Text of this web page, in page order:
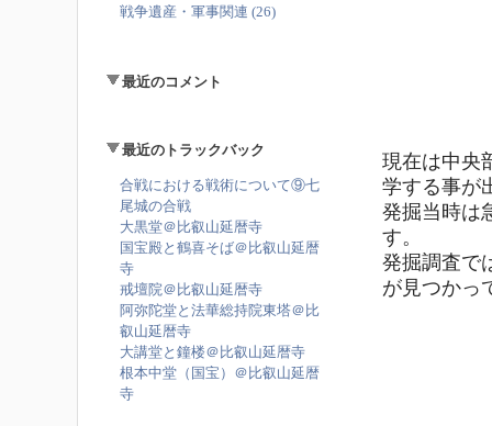
戦争遺産・軍事関連 (26)
最近のコメント
最近のトラックバック
合戦における戦術について⑨七
尾城の合戦
大黒堂＠比叡山延暦寺
国宝殿と鶴喜そば＠比叡山延暦
寺
戒壇院＠比叡山延暦寺
阿弥陀堂と法華総持院東塔＠比
叡山延暦寺
大講堂と鐘楼＠比叡山延暦寺
根本中堂（国宝）＠比叡山延暦
寺
現在は中央
学する事が
発掘当時は
す。
発掘調査で
が見つかっ